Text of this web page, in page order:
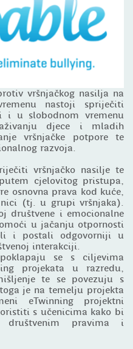
vršnjačkog nasilja na
nastoji spriječiti
i u slobodnom vremenu
djece i mladih
vršnjačke potpore te
razvoja.
vršnjačko nasilje te
cjelovitog pristupa,
osnovna prava kod kuće,
(tj. u grupi vršnjaka).
društvene i emocionalne
u jačanju otpornosti
i postali odgovorniji u
interakciji.
se s ciljevima
projekata u razredu,
te se povezuju s
je na temelju projekta
eTwinning projektni
s učenicima kako bi
pravima i